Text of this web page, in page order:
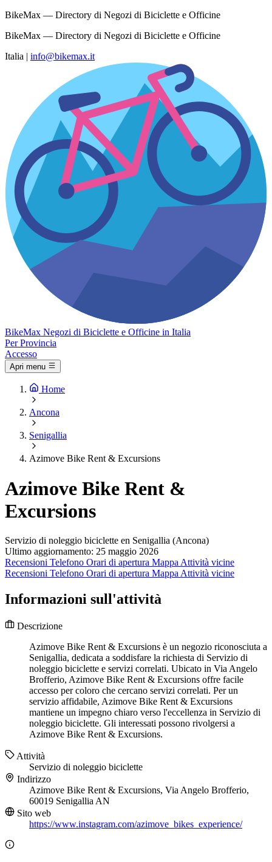
BikeMax — Directory di Negozi di Biciclette e Officine
BikeMax — Directory di Negozi di Biciclette e Officine
Italia | info@bikemax.it
BikeMax Negozi di Biciclette e Officine in Italia
Per Provincia
Accesso
Apri menu
Home
Ancona
Senigallia
Azimove Bike Rent & Excursions
Azimove Bike Rent &
Excursions
Servizio di noleggio biciclette en Senigallia (Ancona)
Ultimo aggiornamento: 25 maggio 2026
Recensioni Telefono Orari di apertura Mappa Attività vicine
Recensioni Telefono Orari di apertura Mappa Attività vicine
Informazioni sull'attività
Descrizione
Azimove Bike Rent & Excursions è un negozio riconosciuta a
Senigallia, dedicata a soddisfare la richiesta di Servizio di
noleggio biciclette e servizi correlati. Ubicato in Via Angelo
Brofferio, Azimove Bike Rent & Excursions offre facile
accesso per coloro che cercano servizi correlati. Per un
servizio affidabile, Azimove Bike Rent & Excursions
mantiene un impegno chiaro verso l'eccellenza in Servizio di
noleggio biciclette. Gli interessati possono rivolgersi a
Azimove Bike Rent & Excursions.
Attività
Servizio di noleggio biciclette
Indirizzo
Azimove Bike Rent & Excursions, Via Angelo Brofferio,
60019 Senigallia AN
Sito web
https://www.instagram.com/azimove_bikes_experience/